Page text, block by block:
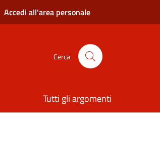
Accedi all'area personale
Cerca
Tutti gli argomenti